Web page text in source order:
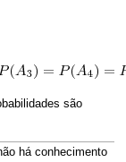
são
há conhecimento